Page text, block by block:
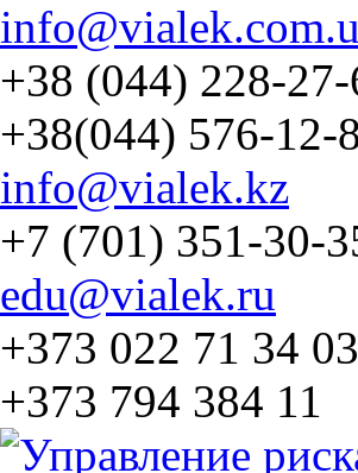
+38 (044) 228-
+38(044) 576-12-
info@vialek.kz
+7 (701) 351-30-
edu@vialek.ru
+373 022 71 34 03
+373 794 384 11